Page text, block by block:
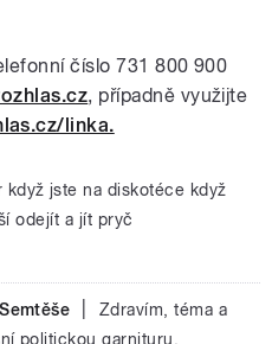
číslo 731 800 900
, případně využijte
linka.
když jste na diskotéce když
odejít a jít pryč
Zdravím, téma a
politickou garnituru,